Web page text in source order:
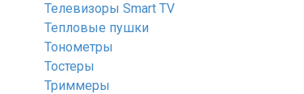
Телевизоры Smart TV
Тепловые пушки
Тонометры
Тостеры
Триммеры